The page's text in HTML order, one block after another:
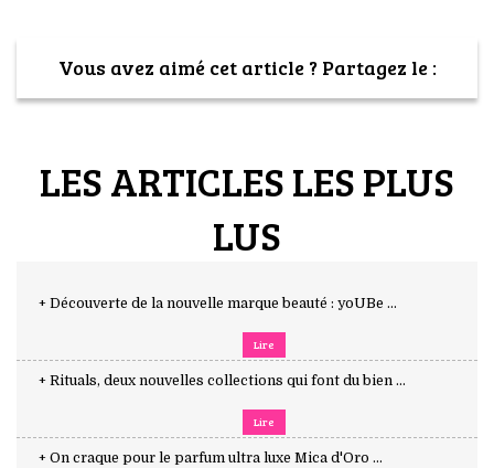
Vous avez aimé cet article ? Partagez le :
LES ARTICLES LES PLUS
LUS
+ Découverte de la nouvelle marque beauté : yoUBe ...
Lire
+ Rituals, deux nouvelles collections qui font du bien ...
Lire
+ On craque pour le parfum ultra luxe Mica d'Oro ...